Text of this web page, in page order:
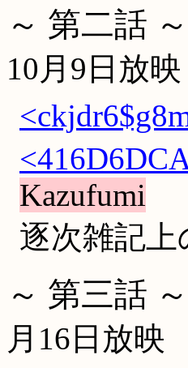
～ 第二話
10月9日放映
Kazufumi
逐次雑記上
～ 第三話
月16日放映